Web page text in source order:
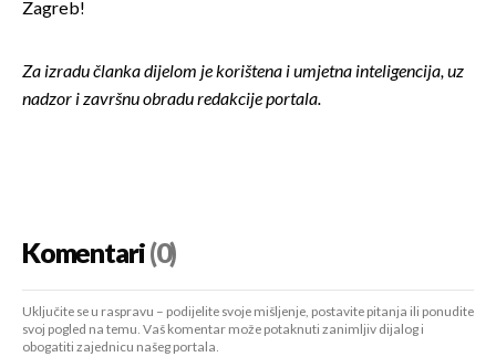
Zagreb!
Za izradu članka dijelom je korištena i umjetna inteligencija, uz
nadzor i završnu obradu redakcije portala.
Komentari(0)
Uključite se u raspravu – podijelite svoje mišljenje, postavite pitanja ili ponudite
svoj pogled na temu. Vaš komentar može potaknuti zanimljiv dijalog i
obogatiti zajednicu našeg portala.